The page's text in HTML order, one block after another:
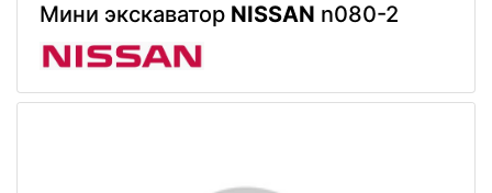
Мини экскаватор NISSAN n080-2